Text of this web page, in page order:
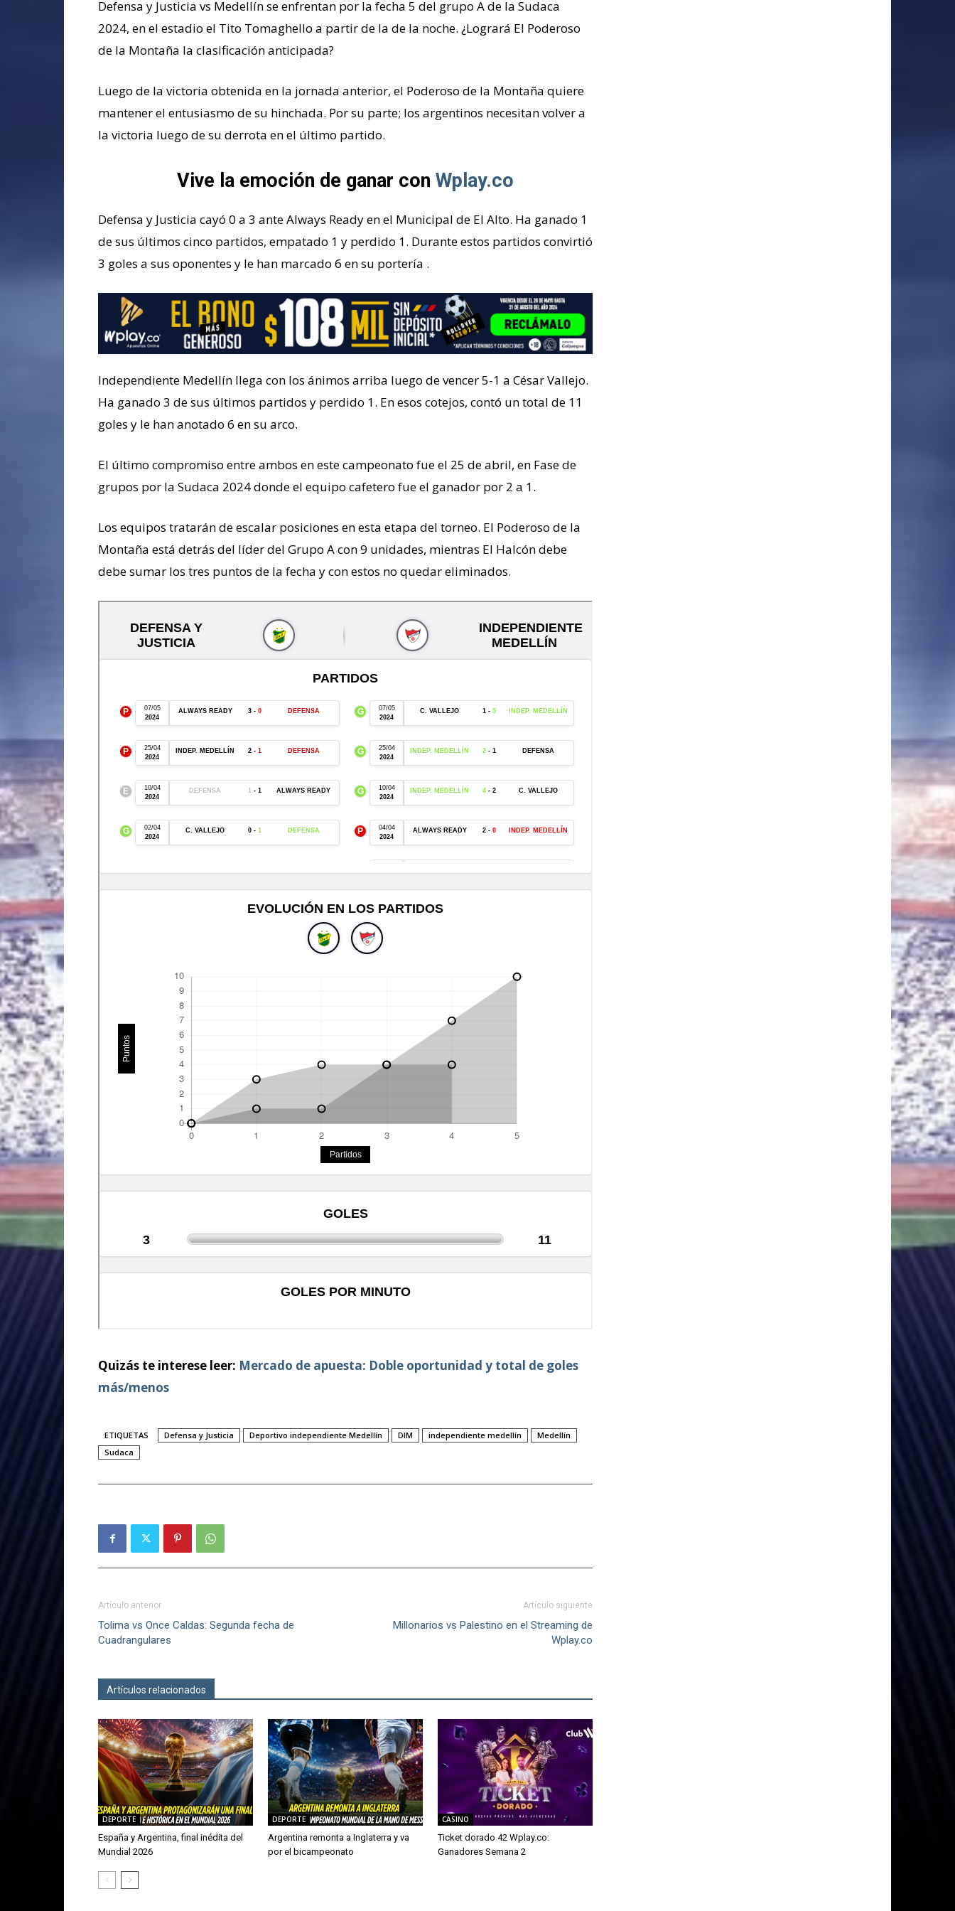
Defensa y Justicia vs Medellín se enfrentan por la fecha 5 del grupo A de la Sudaca
2024, en el estadio el Tito Tomaghello a partir de la de la noche. ¿Logrará El Poderoso
de la Montaña la clasificación anticipada?
Luego de la victoria obtenida en la jornada anterior, el Poderoso de la Montaña quiere
mantener el entusiasmo de su hinchada. Por su parte; los argentinos necesitan volver a
la victoria luego de su derrota en el último partido.
Vive la emoción de ganar con Wplay.co
Defensa y Justicia cayó 0 a 3 ante Always Ready en el Municipal de El Alto. Ha ganado 1
de sus últimos cinco partidos, empatado 1 y perdido 1. Durante estos partidos convirtió
3 goles a sus oponentes y le han marcado 6 en su portería .
Independiente Medellín llega con los ánimos arriba luego de vencer 5-1 a César Vallejo.
Ha ganado 3 de sus últimos partidos y perdido 1. En esos cotejos, contó un total de 11
goles y le han anotado 6 en su arco.
El último compromiso entre ambos en este campeonato fue el 25 de abril, en Fase de
grupos por la Sudaca 2024 donde el equipo cafetero fue el ganador por 2 a 1.
Los equipos tratarán de escalar posiciones en esta etapa del torneo. El Poderoso de la
Montaña está detrás del líder del Grupo A con 9 unidades, mientras El Halcón debe
debe sumar los tres puntos de la fecha y con estos no quedar eliminados.
Quizás te interese leer: Mercado de apuesta: Doble oportunidad y total de goles
más/menos
ETIQUETAS Defensa y Justicia Deportivo independiente Medellín DIM independiente medellín
Medellín
Sudaca
Artículo anterior
Tolima vs Once Caldas: Segunda fecha de
Cuadrangulares
Artículo siguiente
Millonarios vs Palestino en el Streaming de
Wplay.co
Artículos relacionados
DEPORTE
España y Argentina, final inédita del
Mundial 2026
DEPORTE
Argentina remonta a Inglaterra y va
por el bicampeonato
CASINO
Ticket dorado 42 Wplay.co:
Ganadores Semana 2